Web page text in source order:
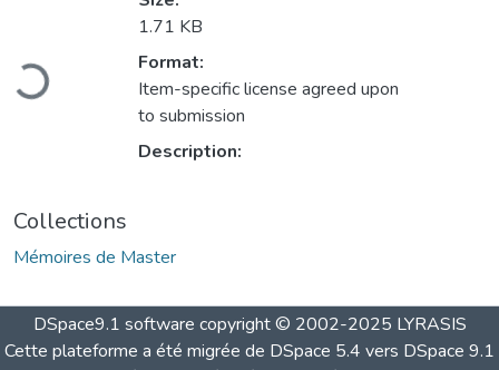
Loading...
1.71 KB
Format:
Item-specific license agreed upon
to submission
Description:
Collections
Mémoires de Master
DSpace9.1 software copyright © 2002-2025 LYRASIS
Cette plateforme a été migrée de DSpace 5.4 vers DSpace 9.1